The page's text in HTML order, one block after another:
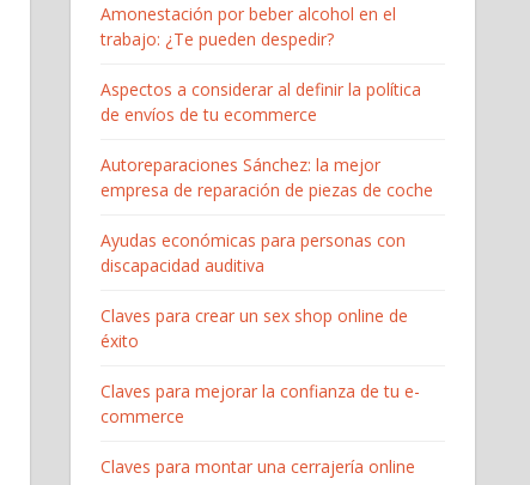
Amonestación por beber alcohol en el
trabajo: ¿Te pueden despedir?
Aspectos a considerar al definir la política
de envíos de tu ecommerce
Autoreparaciones Sánchez: la mejor
empresa de reparación de piezas de coche
Ayudas económicas para personas con
discapacidad auditiva
Claves para crear un sex shop online de
éxito
Claves para mejorar la confianza de tu e-
commerce
Claves para montar una cerrajería online